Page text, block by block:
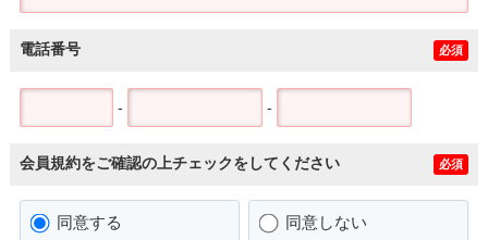
電話番号 必須
- -
会員規約をご確認の上チェックをしてください 必須
同意する 同意しない